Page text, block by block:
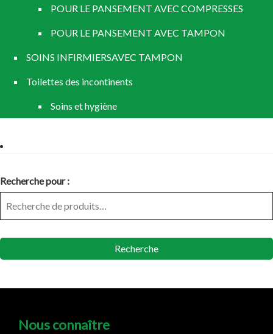
POUR LE PANSEMENT AVEC COMPRESSES
POUR LE PANSEMENT AVEC TAMPON
SOINS INFIRMIERSAVEC TAMPON
Toilettes des incontinents
Soins et hygiène
Recherche pour :
Recherche
Nous connaître